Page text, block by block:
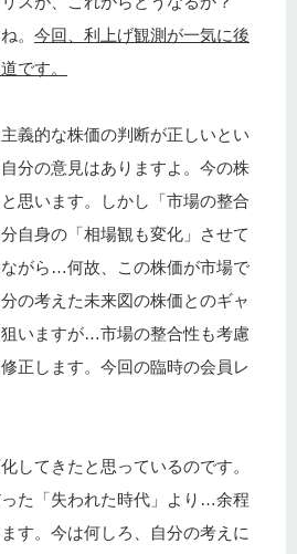
。 今回、利上げ観測が一気に後
です。
義的な株価の判断が正しいとい
分の意見はありますよ。今の株
思います。しかし「市場の整合
自身の「相場観も変化」させて
がら…何故、この株価が市場で
の考えた未来図の株価とのギャ
いますが…市場の整合性も考慮
正します。今回の臨時の会員レ
してきたと思っているのです。
た「失われた時代」より…余程
す。今は何しろ、自分の考えに